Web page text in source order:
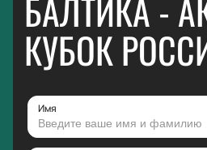
БАЛТИКА -
КУБОК
Имя